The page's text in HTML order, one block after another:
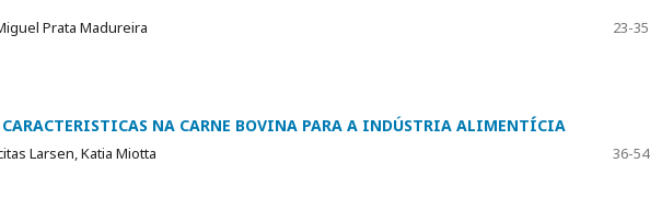
Prata Madureira
23-35
NA CARNE BOVINA PARA A INDÚSTRIA ALIMENTÍCIA
Larsen, Katia Miotta
36-54